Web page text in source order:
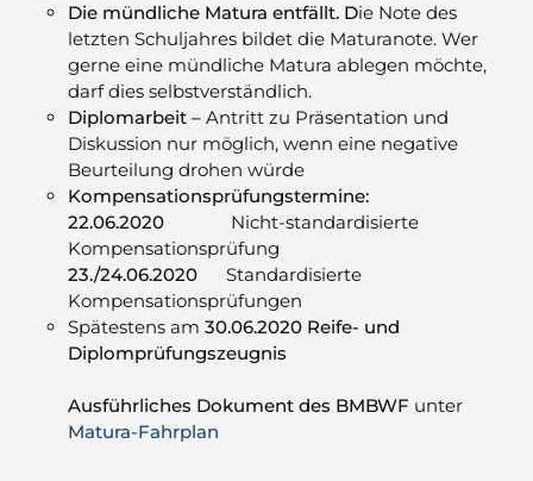
Die mündliche Matura entfällt. Die Note des
letzten Schuljahres bildet die Maturanote. Wer
gerne eine mündliche Matura ablegen möchte,
darf dies selbstverständlich.
Diplomarbeit – Antritt zu Präsentation und
Diskussion nur möglich, wenn eine negative
Beurteilung drohen würde
Kompensationsprüfungstermine:
22.06.2020 Nicht-standardisierte
Kompensationsprüfung
23./24.06.2020 Standardisierte
Kompensationsprüfungen
Spätestens am 30.06.2020 Reife- und
Diplomprüfungszeugnis
Ausführliches Dokument des BMBWF unter
Matura-Fahrplan